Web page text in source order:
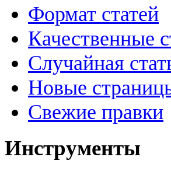
Формат статей
Качественные
Случайная
Новые
Свежие правки
Инструменты